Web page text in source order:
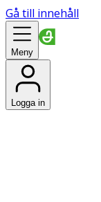
Gå till innehåll
Meny
Logga in